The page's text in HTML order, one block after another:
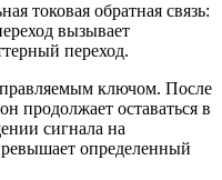
токовая обратная связь:
вызывает
переход.
ключом. После
продолжает оставаться в
сигнала на
определенный